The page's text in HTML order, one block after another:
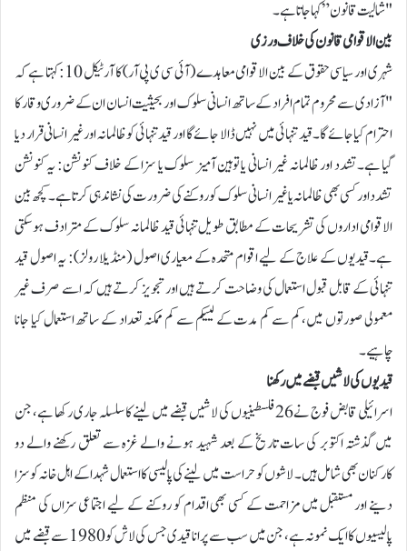
"شالیت قانون” کہا جاتا ہے۔
بین الاقوامی قانون کی خلاف ورزی
شہری اور سیاسی حقوق کے بین الاقوامی معاہدے (آئی سی ی پی آر) کا آرٹیکل 10: کہتا ہے کہ
"آزادی سے محروم تمام افراد کے ساتھ انسانی سلوک اور بحیثیت انسان ان کے ضروری وقار کا
احترام کیا جائے گا۔ قید تنہائی میں نہیں ڈالا جائے گا اور قید تنہائی کو ظالمانہ اور غیر انسانی قرار دیا
گیا ہے۔تشدد اور ظالمانہ غیر انسانی یا توہین آمیز سلوک یا سزا کے خلاف کنونشن: یہ کنونشن
تشدد اور کسی بھی ظالمانہ یا غیر انسانی سلوک کو روکنے کی ضرورت کی نشاندہی کرتا ہے۔ کچھ بین
الاقوامی اداروں کی تشریحات کے مطابق طویل تنہائی قید ظالمانہ سلوک کے مترادف ہو سکتی
ہے۔قیدیوں کے علاج کے لیے اقوام متحدہ کے معیاری اصول (منڈیلا رولز): یہ اصول قید
تنہائی کے قابل قبول استعمال کی وضاحت کرتے ہیں اور تجویز کرتے ہیں کہ اسے صرف غیر
معمولی صورتوں میں، کم سے کم مدت کے لییکم سے کم ممکنہ تعداد کے ساتھ استعمال کیا جانا
چاہیے۔
قیدیوں کی لاشیں قبضے میں رکھنا
اسرائیلی قابض فوج نے 26 فلسطینیوں کی لاشیں قبضے میں لینے کا سلسلہ جاری رکھا ہے، جن
میں گذشتہ اکتوبر کی سات تاریخ کے بعد شہید ہونے والے غزہ سے تعلق رکھنے والے دو
کارکنان بھی شامل ہیں۔ لاشوں کو حراست میں لینے کی پالیسی کا استعمال شہدا کے اہل خانہ کو سزا
دینے اور مستقبل میں مزاحمت کے کسی بھی اقدام کو روکنے کے لیے اجتماعی سزاں کی منظم
پالیسیوں کا ایک نمونہ ہے، جن میں سب سے پرانا قیدی جس کی لاش کو 1980 سے قبضے میں